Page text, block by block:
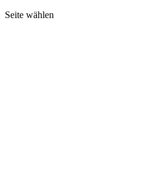
Seite wählen